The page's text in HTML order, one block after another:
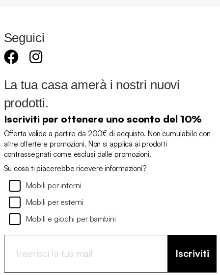
Seguici
La tua casa amerà i nostri nuovi
prodotti.
Iscriviti per ottenere uno sconto del 10%
Offerta valida a partire da 200€ di acquisto. Non cumulabile con
altre offerte e promozioni. Non si applica ai prodotti
contrassegnati come esclusi dalle promozioni.
Su cosa ti piacerebbe ricevere informazioni?
Mobili per interni
Mobili per esterni
Mobili e giochi per bambini
Iscriviti